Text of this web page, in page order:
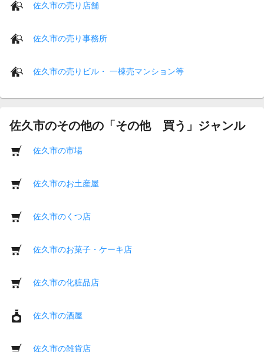
佐久市の売り店舗
佐久市の売り事務所
佐久市の売りビル・ 一棟売マンション等
佐久市のその他の「その他 買う」ジャンル
佐久市の市場
佐久市のお土産屋
佐久市のくつ店
佐久市のお菓子・ケーキ店
佐久市の化粧品店
佐久市の酒屋
佐久市の雑貨店